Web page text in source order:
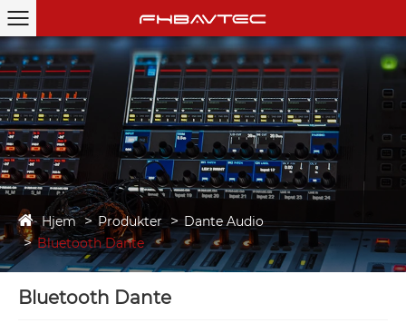
Hjem Produkter
Dante Audio
Bluetooth Dante
Bluetooth Dante